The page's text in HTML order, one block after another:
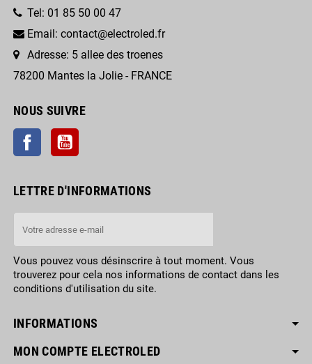
Tel: 01 85 50 00 47
Email: contact@electroled.fr
Adresse: 5 allee des troenes
78200 Mantes la Jolie - FRANCE
NOUS SUIVRE
FacebookYouTube
LETTRE D'INFORMATIONS
Vous pouvez vous désinscrire à tout moment. Vous
trouverez pour cela nos informations de contact dans les
conditions d'utilisation du site.
INFORMATIONS
MON COMPTE ELECTROLED